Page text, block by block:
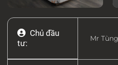
Chủ đầu
tư:
Mr Tùng